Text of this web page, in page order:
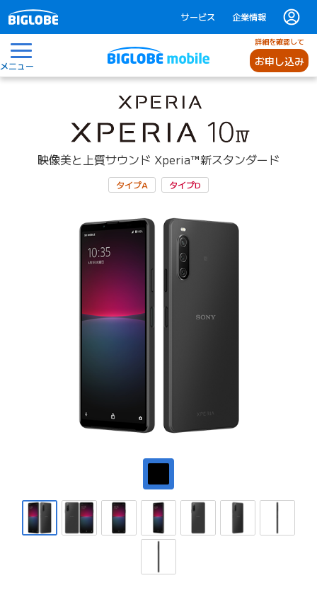
サービス 企業情報
メニュー
詳細を確認して
お申し込み
映像美と上質サウンド Xperia™新スタンダード
タイプA タイプD